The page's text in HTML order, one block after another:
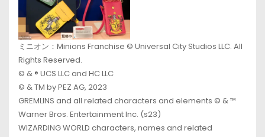
ミニオン：Minions Franchise © Universal City Studios LLC. All
Rights Reserved.
© & ® UCS LLC and HC LLC
© & TM by PEZ AG, 2023
GREMLINS and all related characters and elements © & ™
Warner Bros. Entertainment Inc. (s23)
WIZARDING WORLD characters, names and related